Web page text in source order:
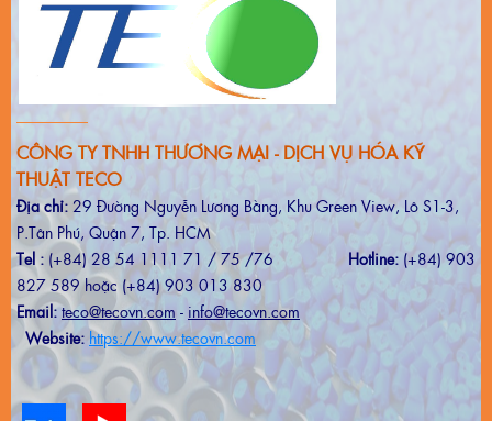
CÔNG TY TNHH THƯƠNG MẠI - DỊCH VỤ HÓA KỸ
THUẬT TECO
Địa chỉ: 29 Đường Nguyễn Lương Bằng, Khu Green View, Lô S1-3,
P.Tân Phú, Quận 7, Tp. HCM
Tel : (+84) 28 54 1111 71 / 75 /76 Hotline: (+84) 903
827 589 hoặc (+84) 903 013 830
Email: teco@tecovn.com - info@tecovn.com
Website: https://www.tecovn.com